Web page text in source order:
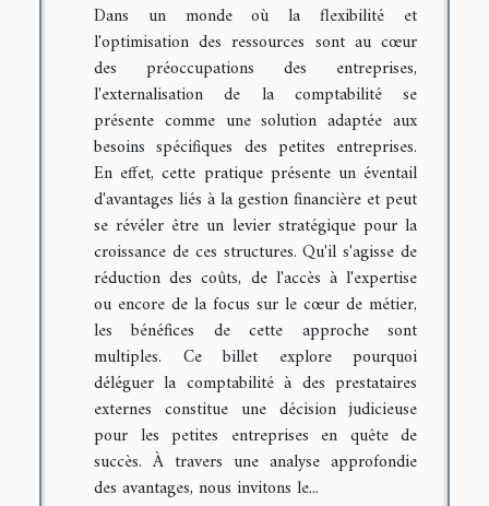
Dans un monde où la flexibilité et
l'optimisation des ressources sont au cœur
des préoccupations des entreprises,
l'externalisation de la comptabilité se
présente comme une solution adaptée aux
besoins spécifiques des petites entreprises.
En effet, cette pratique présente un éventail
d'avantages liés à la gestion financière et peut
se révéler être un levier stratégique pour la
croissance de ces structures. Qu'il s'agisse de
réduction des coûts, de l'accès à l'expertise
ou encore de la focus sur le cœur de métier,
les bénéfices de cette approche sont
multiples. Ce billet explore pourquoi
déléguer la comptabilité à des prestataires
externes constitue une décision judicieuse
pour les petites entreprises en quête de
succès. À travers une analyse approfondie
des avantages, nous invitons le...